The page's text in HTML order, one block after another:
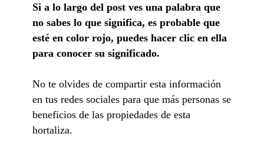
Si a lo largo del post ves una palabra que
no sabes lo que significa, es probable que
esté en color rojo, puedes hacer clic en ella
para conocer su significado.
No te olvides de compartir esta información
en tus redes sociales para que más personas se
beneficios de las propiedades de esta
hortaliza.